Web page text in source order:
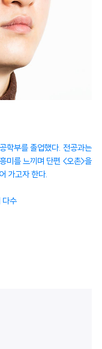
학부를 졸업했다. 전공과는
미를 느끼며 단편 <오촌>을
가고자 한다.
다수